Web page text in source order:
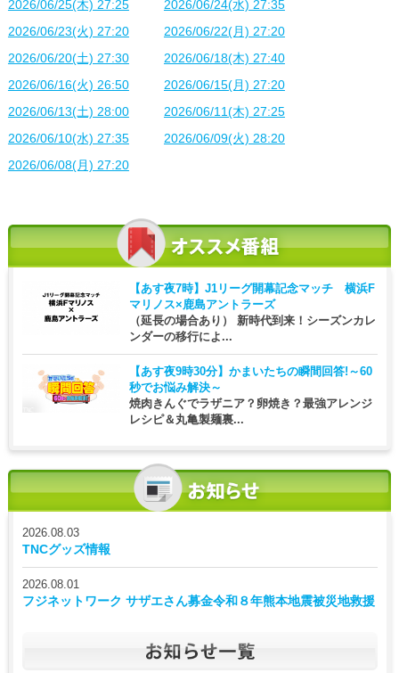
2026/06/25(木) 27:25
2026/06/24(水) 27:35
2026/06/23(火) 27:20
2026/06/22(月) 27:20
2026/06/20(土) 27:30
2026/06/18(木) 27:40
2026/06/16(火) 26:50
2026/06/15(月) 27:20
2026/06/13(土) 28:00
2026/06/11(木) 27:25
2026/06/10(水) 27:35
2026/06/09(火) 28:20
2026/06/08(月) 27:20
【あす夜7時】 J1リーグ開幕記念マッチ 横浜F
マリノス×鹿島アントラーズ
（延長の場合あり） 新時代到来！シーズンカレ
ンダーの移行によ...
【あす夜9時30分】 かまいたちの瞬間回答!～60
秒でお悩み解決～
焼肉きんぐでラザニア？卵焼き？最強アレンジ
レシピ＆丸亀製麺裏...
2026.08.03
TNCグッズ情報
2026.08.01
フジネットワーク サザエさん募金令和８年熊本地震被災地救援